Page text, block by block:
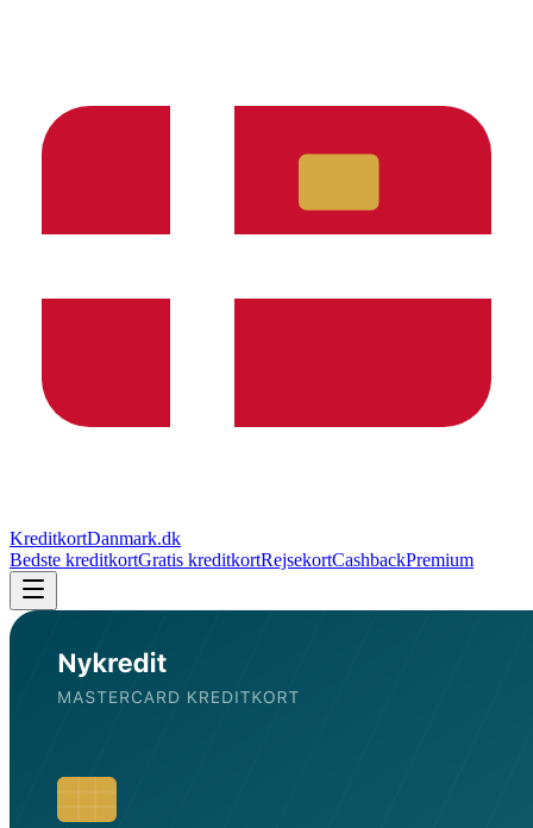
KreditkortDanmark.dk
Bedste kreditkortGratis kreditkortRejsekortCashbackPremium